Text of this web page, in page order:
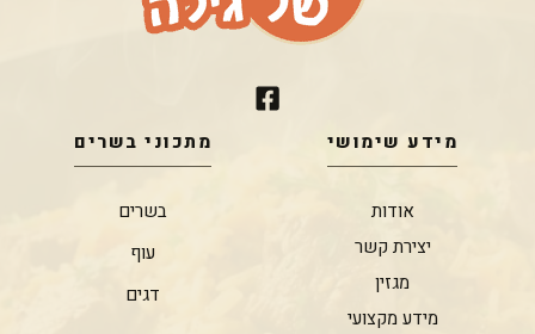
מידע שימושי
אודות
יצירת קשר
מגזין
מידע מקצועי
מתכוני בשרים
בשרים
עוף
דגים